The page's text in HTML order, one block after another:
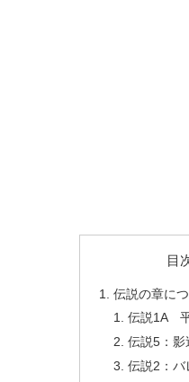
目
伝説の章に
伝説1A
伝説5：影
伝説2：バ